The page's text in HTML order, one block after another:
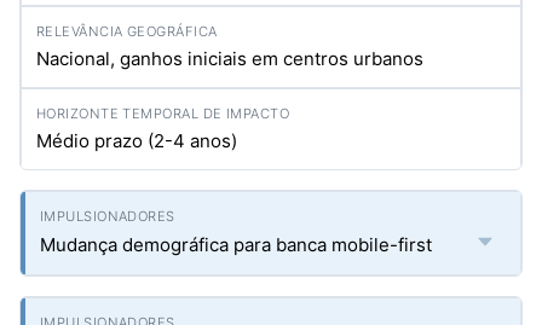
Nacional, ganhos iniciais em centros urbanos
Médio prazo (2-4 anos)
Mudança demográfica para banca mobile-first